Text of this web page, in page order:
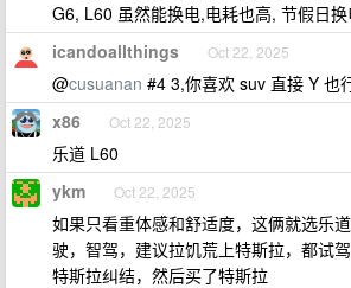
G6, L60 虽然能换电,电耗也高, 节假日
icandoallthings Oct 22, 2025
@cusuanan #4 3,你喜欢 suv 直接 Y 也行
x86 Oct 22, 2025
乐道 L60
ykm Oct 22, 2025
如果只看重体感和舒适度，这俩就选乐
驶，智驾，建议拉饥荒上特斯拉，都试
特斯拉纠结，然后买了特斯拉